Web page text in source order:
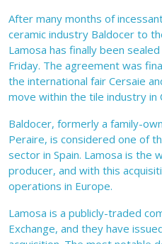
After many months of
ceramic industry Baldocer to
Lamosa has finally been
Friday. The agreement was
the international fair Cersaie
move within the tile industry in
Baldocer, formerly a family-
Peraire, is considered one of
sector in Spain. Lamosa is the
producer, and with this
operations in Europe.
Lamosa is a publicly-traded
Exchange, and they have